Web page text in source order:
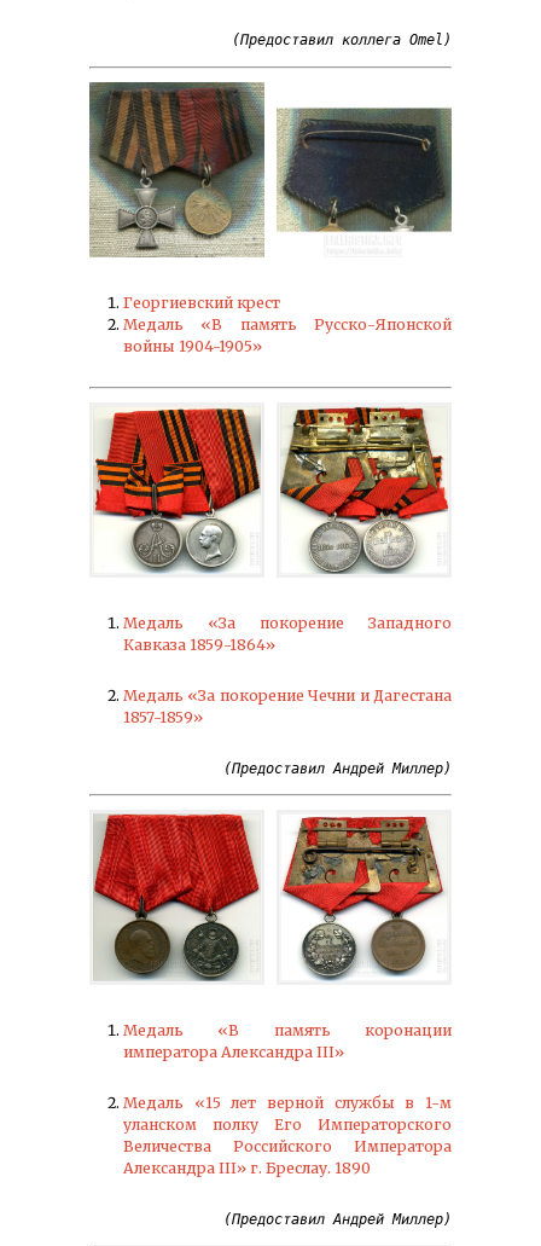
Георгиевский крест
Медаль «В память Русско-Японской
войны 1904-1905»
Медаль «За покорение Западного
Кавказа 1859-1864»
Медаль «За покорение Чечни и Дагестана
1857-1859»
(Предоставил Андрей Миллер)
Медаль «В память коронации
императора Александра III»
Медаль «15 лет верной службы в 1-м
уланском полку Его Императорского
Величества Российского Императора
Александра III» г. Бреслау. 1890